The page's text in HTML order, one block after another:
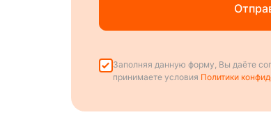
Заполняя данную форму, Вы даёте
принимаете условия Политики